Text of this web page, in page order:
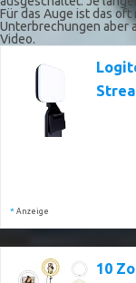
Für das Auge ist das
Unterbrechungen aber
Video.
* Anzeige
10